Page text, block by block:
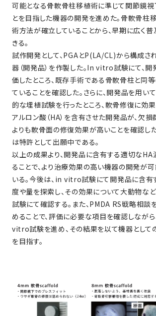
可能となる骨軟骨柱移植術に準じて関節鏡視
とを目指した機器の開発を進めた。骨軟骨柱
術方法が確立していることから、早期に広く
きる。
試作開発として、PGAとP(LA/CL)から構成さ
器（開発品）を作製した。In vitro試験にて、
価したところ、既存手術である骨軟骨柱と同
ていることを確認した。さらに、開発品を用い
的な埋植試験を行ったところ、軟骨修復に効
アルロン酸（HA）を含有させた開発品が、欠
よりも軟骨面の修復効果が高いことを確認し
は特許として出願中である。
以上の成果より、開発品に含有する適切な
ることで、より治療効果の高い機器の開発が
いる。今後は、in vitro試験にて開発品に含
度や量を探索し、その効果について大動物な
試験にて確認する。また、PMDA RS戦略相談
めることで、評価に必要な項目を確認しなが
vitro試験を進め、その結果を以て機器として
を目指す。